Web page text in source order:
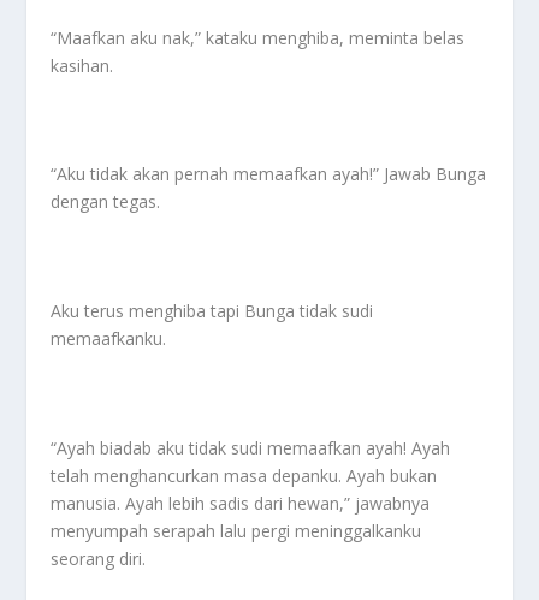
“Maafkan aku nak,” kataku menghiba, meminta belas
kasihan.
“Aku tidak akan pernah memaafkan ayah!” Jawab Bunga
dengan tegas.
Aku terus menghiba tapi Bunga tidak sudi
memaafkanku.
“Ayah biadab aku tidak sudi memaafkan ayah! Ayah
telah menghancurkan masa depanku. Ayah bukan
manusia. Ayah lebih sadis dari hewan,” jawabnya
menyumpah serapah lalu pergi meninggalkanku
seorang diri.